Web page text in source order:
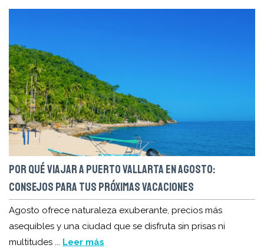
POR QUÉ VIAJAR A PUERTO VALLARTA EN AGOSTO:
CONSEJOS PARA TUS PRÓXIMAS VACACIONES
Agosto ofrece naturaleza exuberante, precios más
asequibles y una ciudad que se disfruta sin prisas ni
multitudes ... Leer más